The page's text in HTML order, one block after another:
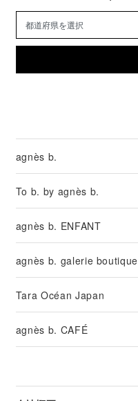
agnès b.
To b. by agnès b.
agnès b. ENFANT
agnès b. galerie boutique
Tara Océan Japan
agnès b. CAFÉ